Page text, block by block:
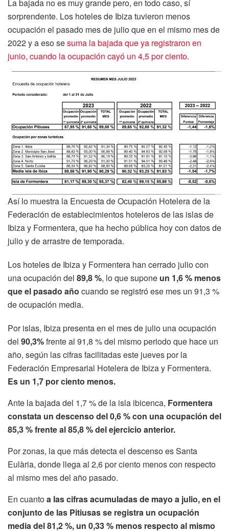
La bajada no es muy grande pero, en todo caso, sí
sorprendente. Los hoteles de Ibiza tuvieron menos
ocupación el pasado mes de julio que en el mismo mes de
2022 y a eso sesuma la bajada que ya registraron en
junio, cuando la ocupación cayó un 4,5 por ciento.
Así lo muestra la Encuesta de Ocupación Hotelera de la
Federación de establecimientos hoteleros de las islas de
Ibiza y Formentera, que ha hecho pública hoy con datos de
julio y de arrastre de temporada.
Los hoteles de Ibiza y Formentera han cerrado julio con
una ocupación del 89,8 %, lo que supone un 1,6 % menos
que el pasado año cuando se registró ese mes un 91,3 %
de ocupación media.
Por islas, Ibiza presenta en el mes de julio una ocupación
del 90,3%frente al 91,8 % del mismo periodo que hace un
año, según las cifras facilitadas este jueves por la
Federación Empresarial Hotelera de Ibiza y Formentera.
Es un 1,7 por ciento menos.
Ante la bajada del 1,7 % de la isla ibicenca, Formentera
constata un descenso del 0,6 % con una ocupación del
85,3 % frente al 85,8 % del ejercicio anterior.
Por zonas, la que más detecta el descenso es Santa
Eulària, donde llega al 2,6 por ciento menos con respecto
al mismo mes del año pasado.
En cuantoa las cifras acumuladas de mayo a julio,en el
conjunto de las Pitiusas se registra un ocupación
media del 81,2 %, un 0,33 % menos respecto al mismo